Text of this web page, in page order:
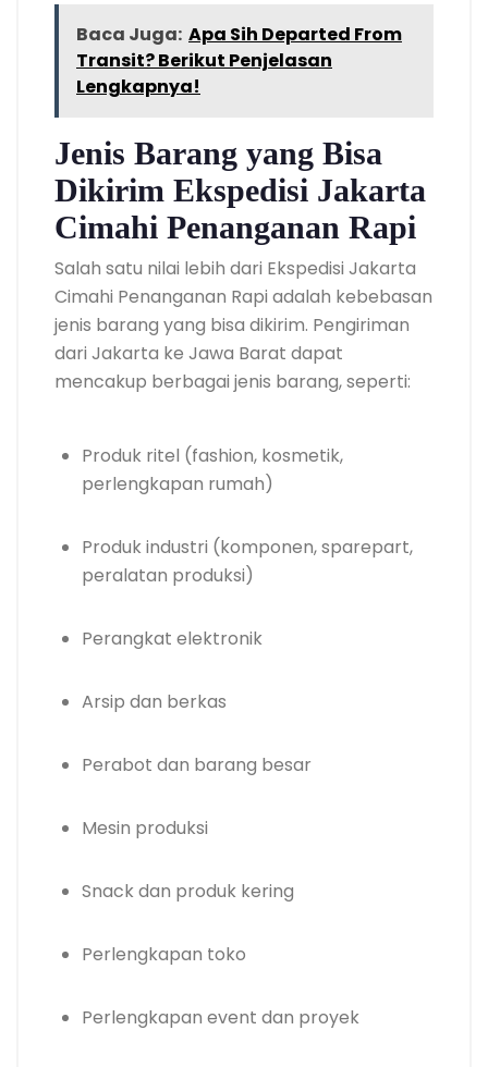
Baca Juga: Apa Sih Departed From
Transit? Berikut Penjelasan
Lengkapnya!
Jenis Barang yang Bisa
Dikirim Ekspedisi Jakarta
Cimahi Penanganan Rapi
Salah satu nilai lebih dari Ekspedisi Jakarta
Cimahi Penanganan Rapi adalah kebebasan
jenis barang yang bisa dikirim. Pengiriman
dari Jakarta ke Jawa Barat dapat
mencakup berbagai jenis barang, seperti:
Produk ritel (fashion, kosmetik,
perlengkapan rumah)
Produk industri (komponen, sparepart,
peralatan produksi)
Perangkat elektronik
Arsip dan berkas
Perabot dan barang besar
Mesin produksi
Snack dan produk kering
Perlengkapan toko
Perlengkapan event dan proyek